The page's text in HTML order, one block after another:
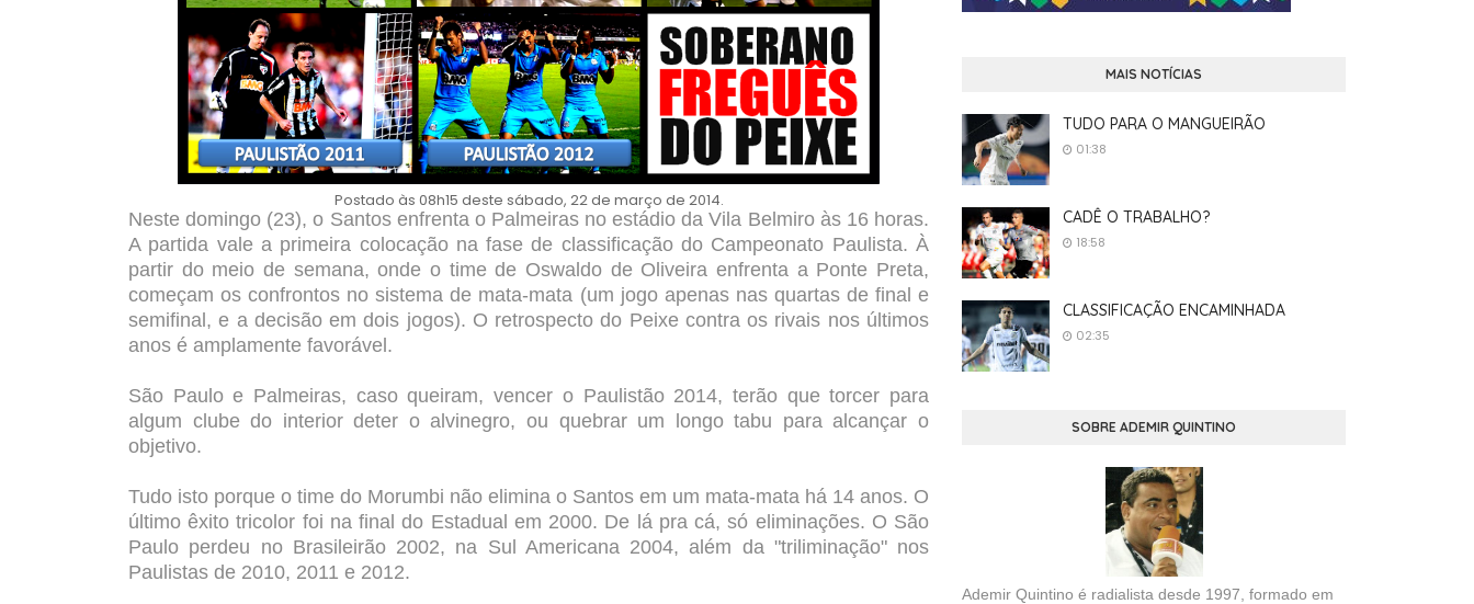
Postado às 08h15 deste sábado, 22 de março de 2014.
Neste domingo (23), o Santos enfrenta o Palmeiras no estádio da Vila Belmiro às 16 horas.
A partida vale a primeira colocação na fase de classificação do Campeonato Paulista. À
partir do meio de semana, onde o time de Oswaldo de Oliveira enfrenta a Ponte Preta,
começam os confrontos no sistema de mata-mata (um jogo apenas nas quartas de final e
semifinal, e a decisão em dois jogos). O retrospecto do Peixe contra os rivais nos últimos
anos é amplamente favorável.
São Paulo e Palmeiras, caso queiram, vencer o Paulistão 2014, terão que torcer para
algum clube do interior deter o alvinegro, ou quebrar um longo tabu para alcançar o
objetivo.
Tudo isto porque o time do Morumbi não elimina o Santos em um mata-mata há 14 anos. O
último êxito tricolor foi na final do Estadual em 2000. De lá pra cá, só eliminações. O São
Paulo perdeu no Brasileirão 2002, na Sul Americana 2004, além da "triliminação" nos
Paulistas de 2010, 2011 e 2012.
MAIS NOTÍCIAS
TUDO PARA O MANGUEIRÃO
01:38
CADÊ O TRABALHO?
18:58
CLASSIFICAÇÃO ENCAMINHADA
02:35
SOBRE ADEMIR QUINTINO
Ademir Quintino é radialista desde 1997, formado em